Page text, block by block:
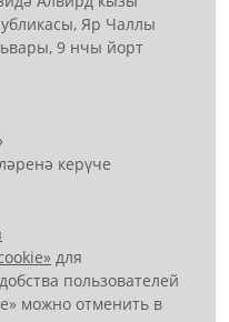
Яр Чаллы
9 нчы йорт
керүче
для
пользователей
можно отменить в